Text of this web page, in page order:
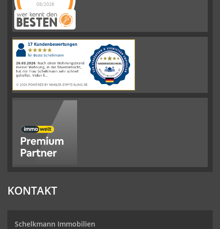
08/2026
Schelkmann
Immobilienhat
|110Schelkmann
ImmobilienBewertungen
auf
werkenntdenBESTEN.de
KONTAKT
Schelkmann Immobilien